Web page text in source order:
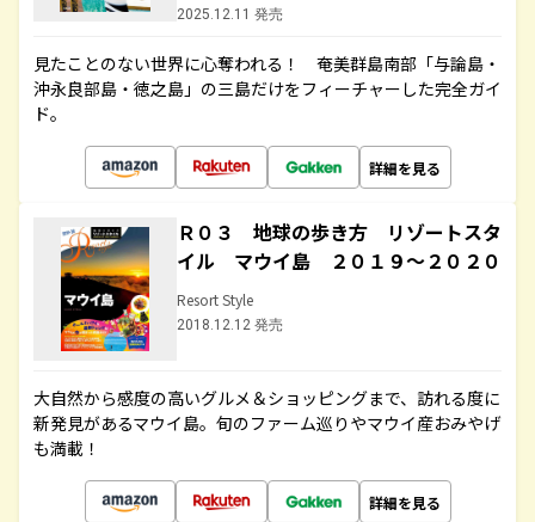
2025.12.11 発売
見たことのない世界に心奪われる！ 奄美群島南部「与論島・
沖永良部島・徳之島」の三島だけをフィーチャーした完全ガイ
ド。
詳細を見る
Ｒ０３ 地球の歩き方 リゾートスタ
イル マウイ島 ２０１９～２０２０
Resort Style
2018.12.12 発売
大自然から感度の高いグルメ＆ショッピングまで、訪れる度に
新発見があるマウイ島。旬のファーム巡りやマウイ産おみやげ
も満載！
詳細を見る